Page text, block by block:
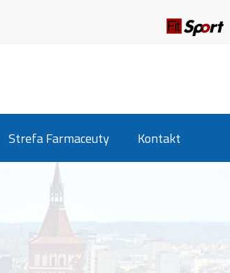
Strefa Farmaceuty Kontakt